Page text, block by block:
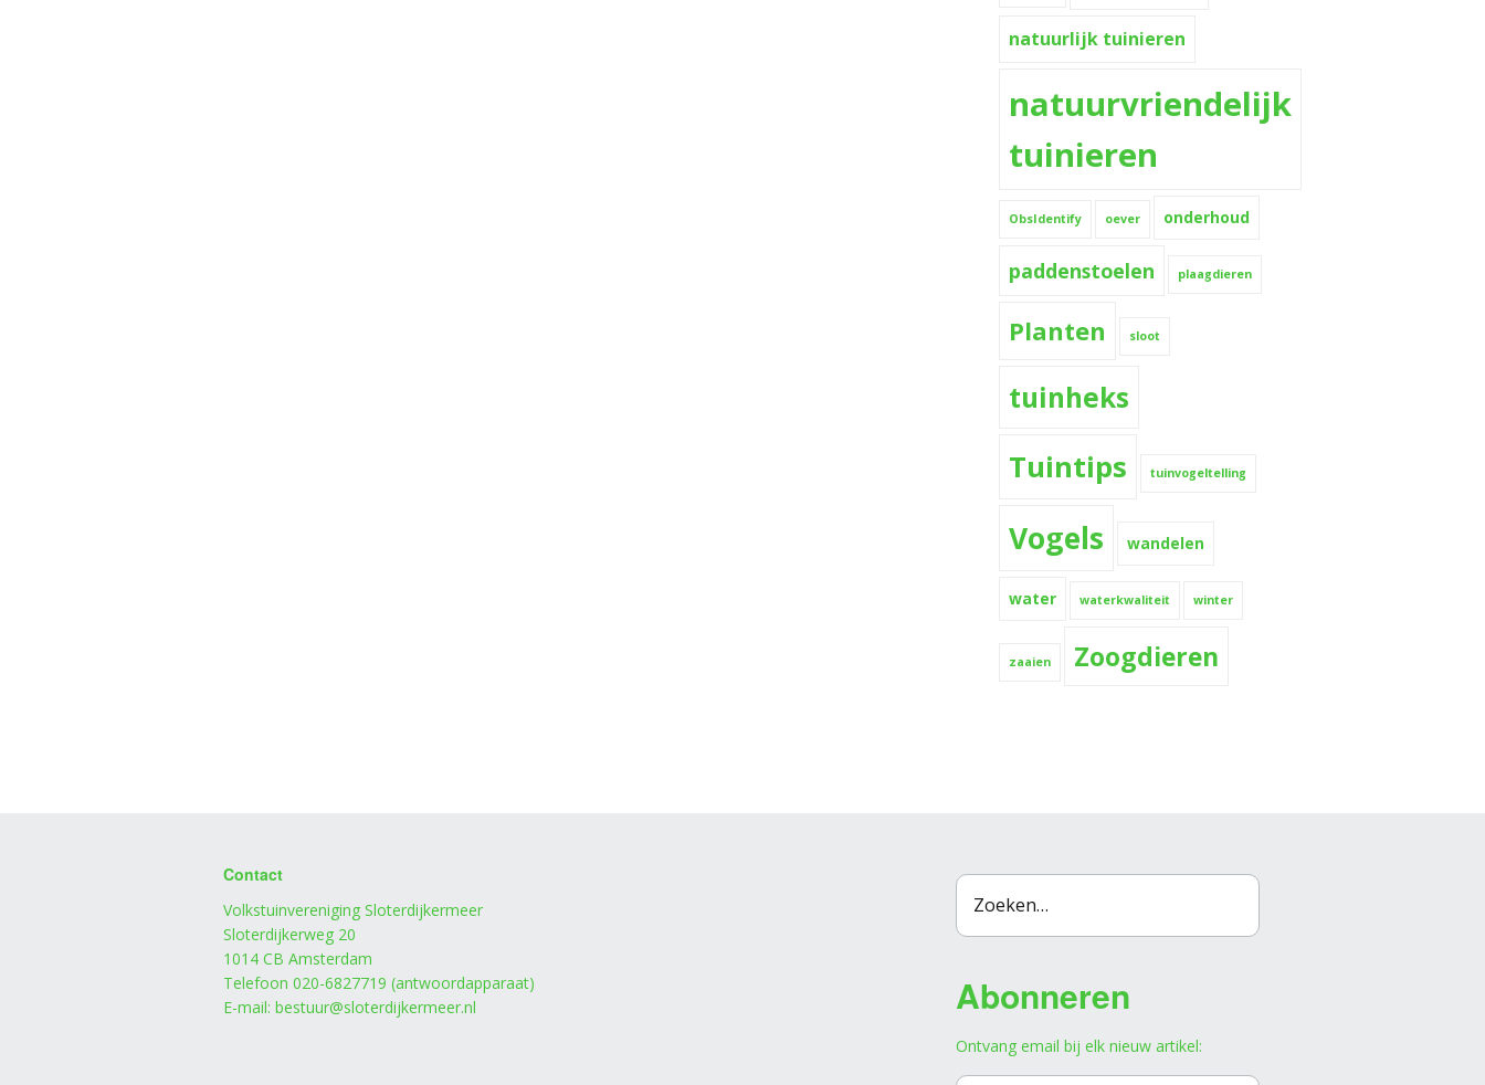
natuurlijk tuinieren
natuurvriendelijk
tuinieren
ObsIdentify oever onderhoud
paddenstoelen plaagdieren
Planten sloot
tuinheks
Tuintips tuinvogeltelling
Vogels wandelen
water waterkwaliteit winter
zaaien Zoogdieren
Contact
Volkstuinvereniging Sloterdijkermeer
Sloterdijkerweg 20
1014 CB Amsterdam
Telefoon 020-6827719 (antwoordapparaat)
E-mail: bestuur@sloterdijkermeer.nl
Abonneren
Ontvang email bij elk nieuw artikel: